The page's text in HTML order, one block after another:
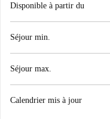
Disponible à partir du
Séjour min.
Séjour max.
Calendrier mis à jour